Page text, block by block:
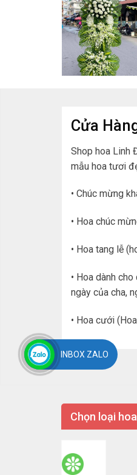
Cửa
Shop hoa Linh
mẫu hoa tươi
• Chúc mừng
• Hoa chúc
• Hoa tang lễ
• Hoa dành
ngày của cha,
• Hoa cưới
Chọn loại hoa
INBOX ZALO